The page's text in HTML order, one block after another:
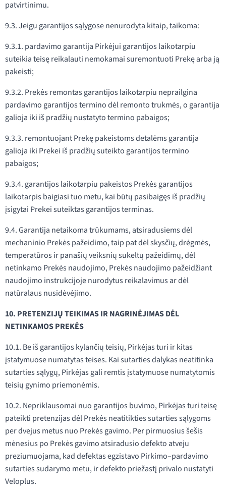
patvirtinimu.
9.3. Jeigu garantijos sąlygose nenurodyta kitaip, taikoma:
9.3.1. pardavimo garantija Pirkėjui garantijos laikotarpiu
suteikia teisę reikalauti nemokamai suremontuoti Prekę arba ją
pakeisti;
9.3.2. Prekės remontas garantijos laikotarpiu neprailgina
pardavimo garantijos termino dėl remonto trukmės, o garantija
galioja iki iš pradžių nustatyto termino pabaigos;
9.3.3. remontuojant Prekę pakeistoms detalėms garantija
galioja iki Prekei iš pradžių suteikto garantijos termino
pabaigos;
9.3.4. garantijos laikotarpiu pakeistos Prekės garantijos
laikotarpis baigiasi tuo metu, kai būtų pasibaigęs iš pradžių
įsigytai Prekei suteiktas garantijos terminas.
9.4. Garantija netaikoma trūkumams, atsiradusiems dėl
mechaninio Prekės pažeidimo, taip pat dėl skysčių, drėgmės,
temperatūros ir panašių veiksnių sukeltų pažeidimų, dėl
netinkamo Prekės naudojimo, Prekės naudojimo pažeidžiant
naudojimo instrukcijoje nurodytus reikalavimus ar dėl
natūralaus nusidėvėjimo.
10. PRETENZIJŲ TEIKIMAS IR NAGRINĖJIMAS DĖL
NETINKAMOS PREKĖS
10.1. Be iš garantijos kylančių teisių, Pirkėjas turi ir kitas
įstatymuose numatytas teises. Kai sutarties dalykas neatitinka
sutarties sąlygų, Pirkėjas gali remtis įstatymuose numatytomis
teisių gynimo priemonėmis.
10.2. Nepriklausomai nuo garantijos buvimo, Pirkėjas turi teisę
pateikti pretenzijas dėl Prekės neatitikties sutarties sąlygoms
per dvejus metus nuo Prekės gavimo. Per pirmuosius šešis
mėnesius po Prekės gavimo atsiradusio defekto atveju
preziumuojama, kad defektas egzistavo Pirkimo–pardavimo
sutarties sudarymo metu, ir defekto priežastį privalo nustatyti
Veloplus.